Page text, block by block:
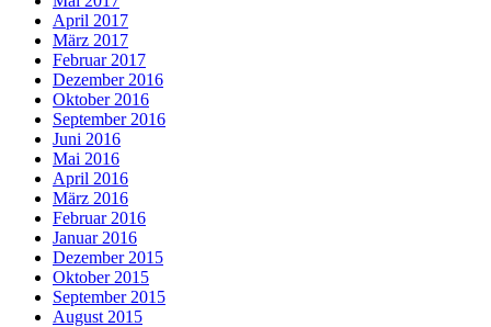
April 2017
März 2017
Februar 2017
Dezember 2016
Oktober 2016
September 2016
Juni 2016
Mai 2016
April 2016
März 2016
Februar 2016
Januar 2016
Dezember 2015
Oktober 2015
September 2015
August 2015